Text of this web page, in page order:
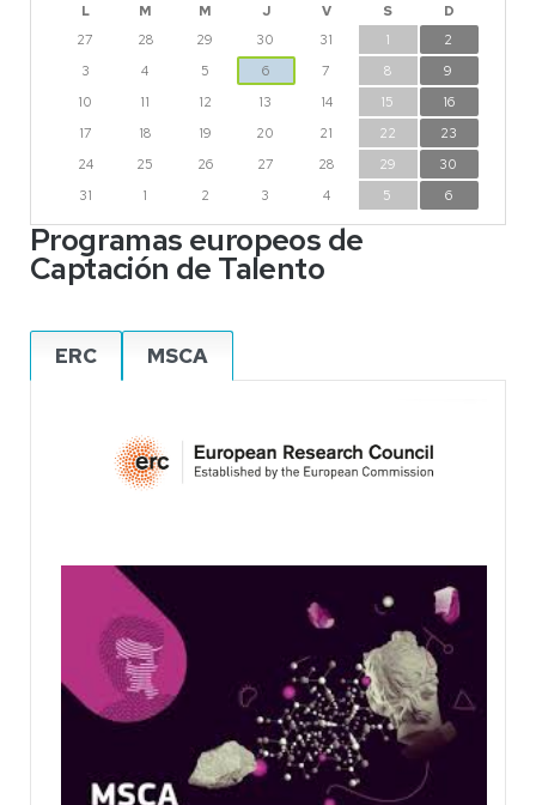
L M M J V S
D
27
28 29 30 31 1
2
3
4 5 6 7 8
9
10
11 12 13 14 15
16
17
18 19 20 21 22
23
24
25 26 27 28 29
30
31
1 2 3 4 5 6
Programas europeos de
Captación de Talento
ERC MSCA